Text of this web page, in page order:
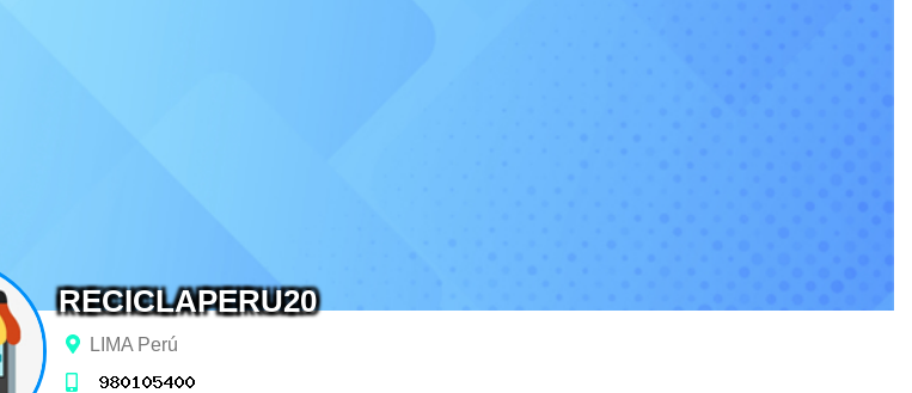
RECICLAPERU20
LIMA Perú